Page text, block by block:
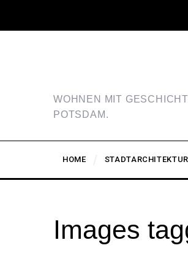
WOHNEN MIT
POTSDAM.
HOME STADTARCHITEKTUR
Images